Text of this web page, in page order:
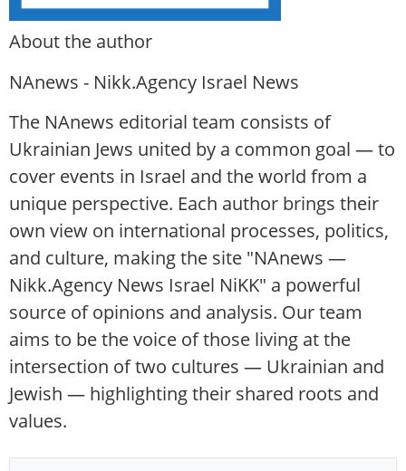
About the author
NAnews - Nikk.Agency Israel News
The NAnews editorial team consists of
Ukrainian Jews united by a common goal — to
cover events in Israel and the world from a
unique perspective. Each author brings their
own view on international processes, politics,
and culture, making the site "NAnews —
Nikk.Agency News Israel NiKK" a powerful
source of opinions and analysis. Our team
aims to be the voice of those living at the
intersection of two cultures — Ukrainian and
Jewish — highlighting their shared roots and
values.